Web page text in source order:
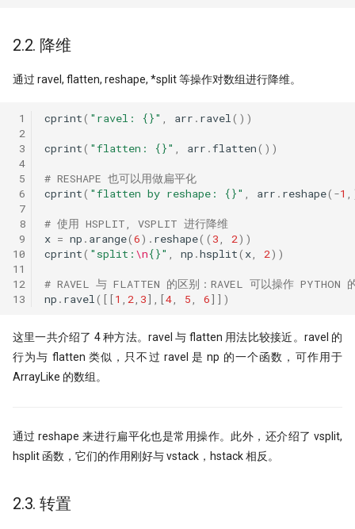
2.2. 降维
通过 ravel, flatten, reshape, *split 等操作对数组进行降维。
1
2
3
4
5
6
7
8
9
10
11
12
13
cprint( "ravel: {}" arr . ravel ())
cprint( "flatten: {}" arr .flatten())
# RESHAPE 也可以用做扁平化
cprint( "flatten by reshape: {}" arr . reshape( -1
# 使用 HSPLIT, VSPLIT 进行降维
x = np . arange(6) . reshape(( 3 2))
cprint( "split: \n{}" np .hsplit( x 2))
# RAVEL 与 FLATTEN 的区别：RAVEL 可以操作 PYTHON
np . ravel ([[1 2 3],[4 5 6]])
这里一共介绍了 4 种方法。ravel 与 flatten 用法比较接近。ravel 的
行为与 flatten 类似，只不过 ravel 是 np 的一个函数，可作用于
ArrayLike 的数组。
通过 reshape 来进行扁平化也是常用操作。此外，还介绍了 vsplit,
hsplit 函数，它们的作用刚好与 vstack，hstack 相反。
2.3. 转置